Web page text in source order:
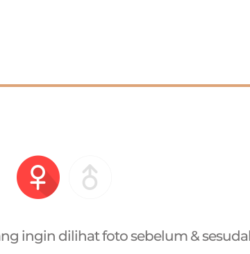
ingin dilihat foto sebelum &